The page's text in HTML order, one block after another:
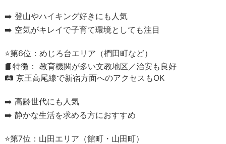
➡️ 登山やハイキング好きにも人気
➡️ 空気がキレイで子育て環境としても注目
⭐第6位：めじろ台エリア（椚田町など）
📘特徴： 教育機関が多い文教地区／治安も良好
🛤️ 京王高尾線で新宿方面へのアクセスもOK
➡️ 高齢世代にも人気
➡️ 静かな生活を求める方におすすめ
⭐第7位：山田エリア（館町・山田町）